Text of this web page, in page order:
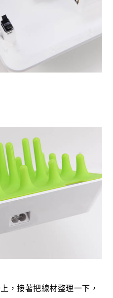
，接著把線材整理一下，